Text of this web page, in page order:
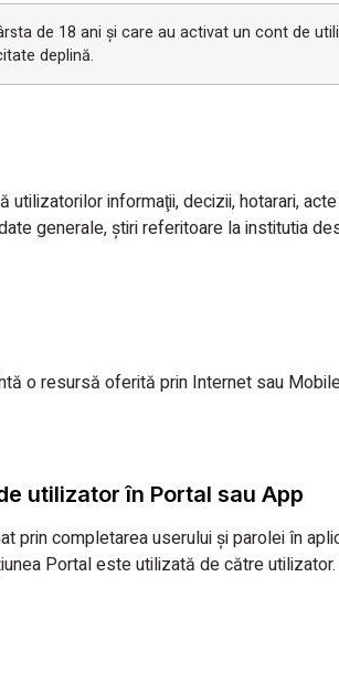
de 18 ani și care au activat un cont de
deplină.
informaţii, decizii, hotarari,
generale, ştiri referitoare la institutia
o resursă oferită prin Internet sau
utilizator în Portal sau App
prin completarea userului și parolei în
Portal este utilizată de către utilizator.